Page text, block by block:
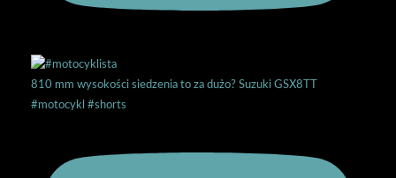
810 mm wysokości siedzenia to za dużo? Suzuki GSX8TT
#motocykl #shorts